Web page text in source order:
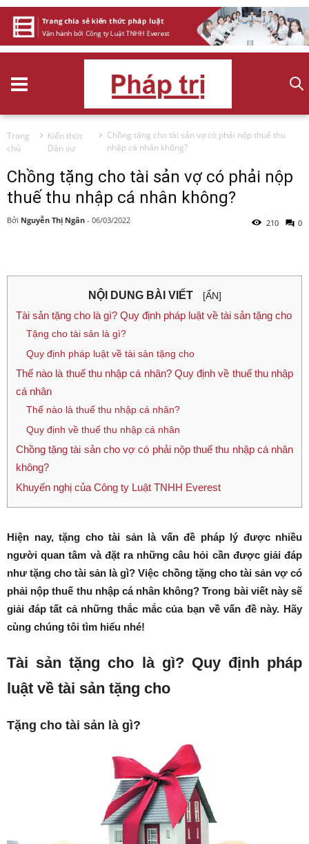
Trang
chủ
Kiến thức
Dân sự
Chồng tặng cho tài sản vợ có phải nộp thuế thu
nhập cá nhân không?
Chồng tặng cho tài sản vợ có phải nộp
thuế thu nhập cá nhân không?
Bởi Nguyễn Thị Ngân - 06/03/2022 210 0
NỘI DUNG BÀI VIẾT [ẨN]
Tài sản tặng cho là gì? Quy định pháp luật về tài sản tặng cho
Tặng cho tài sản là gì?
Quy định pháp luật về tài sản tặng cho
Thế nào là thuế thu nhập cá nhân? Quy định về thuế thu nhập
cá nhân
Thế nào là thuế thu nhập cá nhân?
Quy định về thuế thu nhập cá nhân
Chồng tặng tài sản cho vợ có phải nộp thuế thu nhập cá nhân
không?
Khuyến nghị của Công ty Luật TNHH Everest
Hiện nay, tặng cho tài sản là vấn đề pháp lý được nhiều
người quan tâm và đặt ra những câu hỏi cần được giải đáp
như tặng cho tài sản là gì? Việc chồng tặng cho tài sản vợ có
phải nộp thuế thu nhập cá nhân không? Trong bài viết này sẽ
giải đáp tất cả những thắc mắc của bạn về vấn đề này. Hãy
cùng chúng tôi tìm hiểu nhé!
Tài sản tặng cho là gì? Quy định pháp
luật về tài sản tặng cho
Tặng cho tài sản là gì?